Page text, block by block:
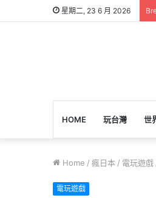
星期二, 23 6 月 2026
HOME 玩台灣 世
Home / 瘋日本 / 電玩遊戲
電玩遊戲